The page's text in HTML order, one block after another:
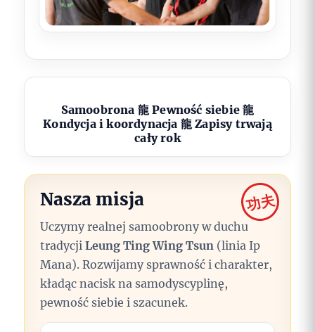
Samoobrona 龍 Pewność siebie 龍
Kondycja i koordynacja 龍 Zapisy trwają
cały rok
功夫
Nasza misja
Uczymy realnej samoobrony w duchu
tradycjiLeung Ting Wing Tsun (linia Ip
Mana). Rozwijamy sprawność i charakter,
kładąc nacisk na samodyscyplinę,
pewność siebie i szacunek.